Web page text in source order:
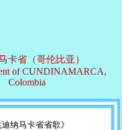
卡省（哥伦比亚）
of CUNDINAMARCA,
Colombia
迪纳马卡省省歌》